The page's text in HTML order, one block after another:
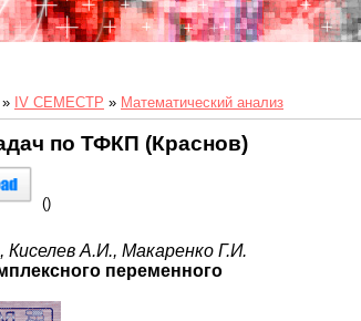
» IV СЕМЕСТР » Математический анализ
по ТФКП (Краснов)
()
Киселев А.И., Макаренко Г.И.
переменного